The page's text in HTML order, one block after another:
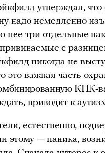
утверждал,
надо немедленно
нее три отдельные
с
никогда не
это важная часть
КПК-
приводит к
естественно,
этому — паника,